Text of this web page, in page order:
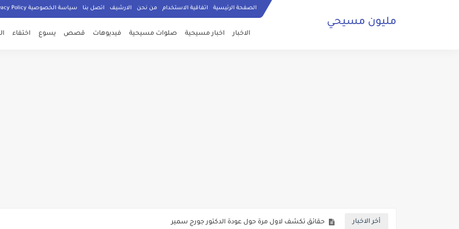
الصفحة الرئيسية اتفاقية الاستخدام من نحن الارشيف اتصل بنا سياسة الخصوصية Privacy Policy
مليون مسيحي
الاخبار اخبار مسيحية صلوات مسيحية فيديوهات قصص يسوع اختفاء
أخر الاخبار صلاة مسيحية رائعة من اجل السلام الامان في العالم اجمع